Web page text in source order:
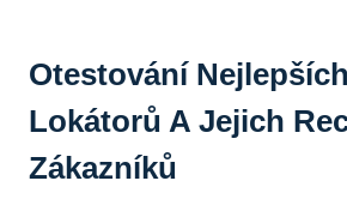
Otestování
Lokátorů A Jejich
Zákazníků